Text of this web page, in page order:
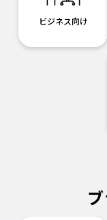
ビジネス向け